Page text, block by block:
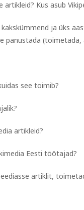
Kus asub
ja üks
panustada
see toimib?
artikleid?
Eesti töötajad?
artiklit,